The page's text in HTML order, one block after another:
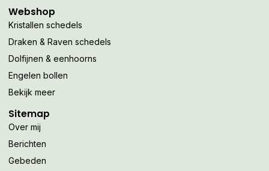
Webshop
Kristallen schedels
Draken & Raven schedels
Dolfijnen & eenhoorns
Engelen bollen
Bekijk meer
Sitemap
Over mij
Berichten
Gebeden